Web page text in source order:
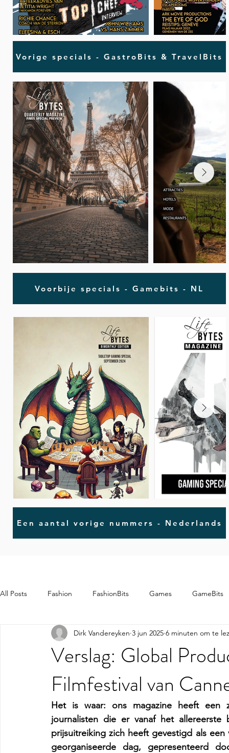
Een aantal vorige nummers - Nederlands
Voorbije specials - Gamebits - NL
Vorige specials - GastroBits & TravelBits
All Posts Fashion FashionBits Games GameBits
ArtBits
Verslag: Global
Filmfestival van
Dirk Vandereyken 3 jun 2025 6 minuten om te
Het is waar: ons magazine heeft een
journalisten die er vanaf het
prijsuitreiking zich heeft gevestigd als
georganiseerde dag, gepresenteerd